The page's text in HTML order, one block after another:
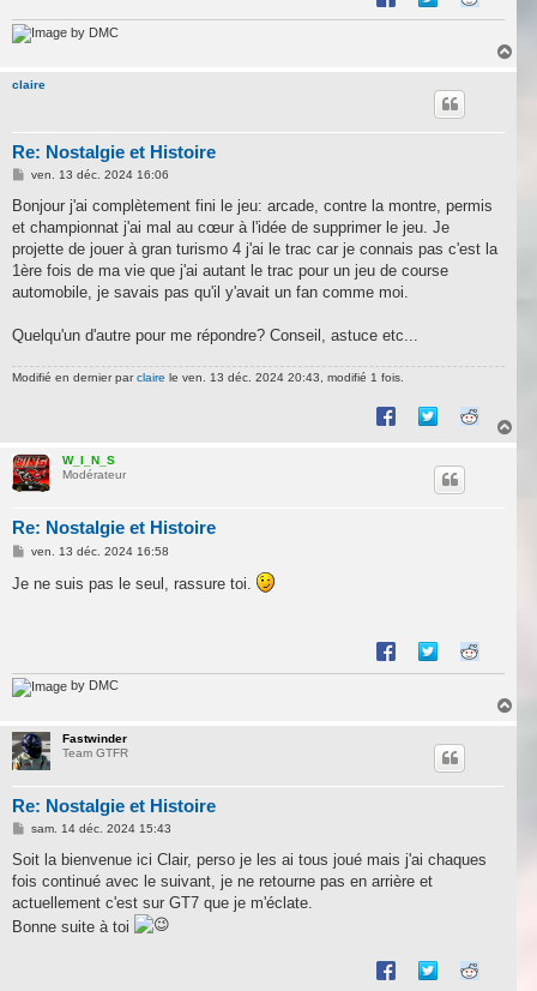
by DMC
claire
Re: Nostalgie et Histoire
M
s
a
g
e
ven. 13 déc. 2024 16:06
Bonjour j'ai complètement fini le jeu: arcade, contre la montre, permis
et championnat j'ai mal au cœur à l'idée de supprimer le jeu. Je
projette de jouer à gran turismo 4 j'ai le trac car je connais pas c'est la
1ère fois de ma vie que j'ai autant le trac pour un jeu de course
automobile, je savais pas qu'il y'avait un fan comme moi.
Quelqu'un d'autre pour me répondre? Conseil, astuce etc...
Modifié en dernier parclaire le ven. 13 déc. 2024 20:43, modifié 1 fois.
W_I_N_S
Modérateur
Re: Nostalgie et Histoire
M
s
s
ven. 13 déc. 2024 16:58
Je ne suis pas le seul, rassure toi.
by DMC
Fastwinder
Team GTFR
Re: Nostalgie et Histoire
M
s
a
g
sam. 14 déc. 2024 15:43
Soit la bienvenue ici Clair, perso je les ai tous joué mais j'ai chaques
fois continué avec le suivant, je ne retourne pas en arrière et
actuellement c'est sur GT7 que je m'éclate.
Bonne suite à toi